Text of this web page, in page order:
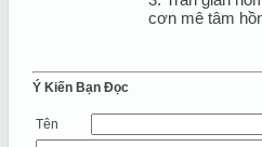
cơn mê tâm
Ý Kiến Bạn Ðọc
Tên